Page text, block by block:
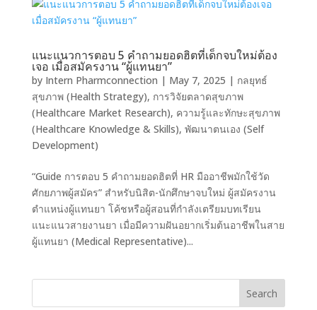
แนะแนวการตอบ 5 คำถามยอดฮิตที่เด็กจบใหม่ต้อง
เจอ เมื่อสมัครงาน “ผู้แทนยา”
by Intern Pharmconnection | May 7, 2025 | กลยุทธ์
สุขภาพ (Health Strategy), การวิจัยตลาดสุขภาพ
(Healthcare Market Research), ความรู้และทักษะสุขภาพ
(Healthcare Knowledge & Skills), พัฒนาตนเอง (Self
Development)
“Guide การตอบ 5 คำถามยอดฮิตที่ HR มืออาชีพมักใช้วัด
ศักยภาพผู้สมัคร” สำหรับนิสิต-นักศึกษาจบใหม่ ผู้สมัครงาน
ตำแหน่งผู้แทนยา โค้ชหรือผู้สอนที่กำลังเตรียมบทเรียน
แนะแนวสายงานยา เมื่อมีความฝันอยากเริ่มต้นอาชีพในสาย
ผู้แทนยา (Medical Representative)...
Search